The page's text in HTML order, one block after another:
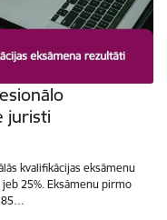
juristi
kvalifikācijas eksāmenu
25%. Eksāmenu pirmo
85…